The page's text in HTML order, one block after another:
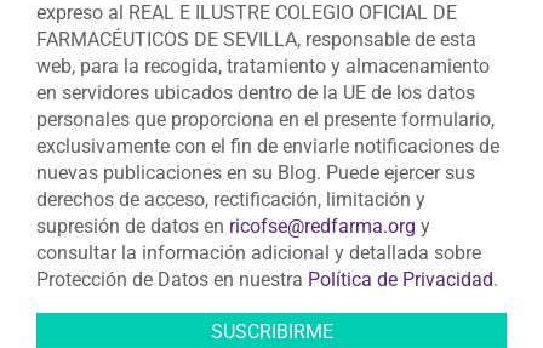
expreso al REAL E ILUSTRE COLEGIO OFICIAL DE
FARMACÉUTICOS DE SEVILLA, responsable de esta
web, para la recogida, tratamiento y almacenamiento
en servidores ubicados dentro de la UE de los datos
personales que proporciona en el presente formulario,
exclusivamente con el fin de enviarle notificaciones de
nuevas publicaciones en su Blog. Puede ejercer sus
derechos de acceso, rectificación, limitación y
supresión de datos en ricofse@redfarma.org y
consultar la información adicional y detallada sobre
Protección de Datos en nuestra Política de Privacidad.